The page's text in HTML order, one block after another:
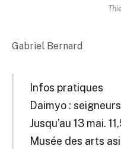
Gabriel Bernard
Infos pratiques
Daimyo :
Jusqu’au 13 mai.
Musée des arts